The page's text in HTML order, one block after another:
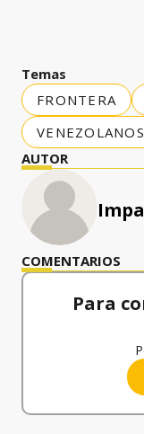
Temas
FRONTERA
VENEZOLANOS
AUTOR
COMENTARIOS
Para